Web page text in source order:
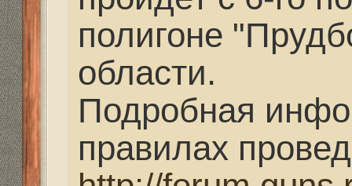
http://forum.guns.ru/
Весь ход
на нашем канале в
Планируется
где вы "в живую"
прошедший турнир.